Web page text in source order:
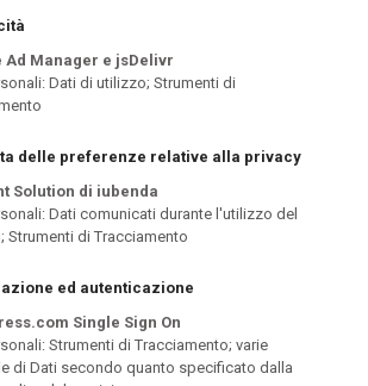
Ad Manager e jsDelivr
Dati di utilizzo; Strumenti di
delle preferenze relative alla privacy
Solution di iubenda
Dati comunicati durante l'utilizzo del
Strumenti di Tracciamento
ed autenticazione
Single Sign On
Strumenti di Tracciamento; varie
di Dati secondo quanto specificato dalla